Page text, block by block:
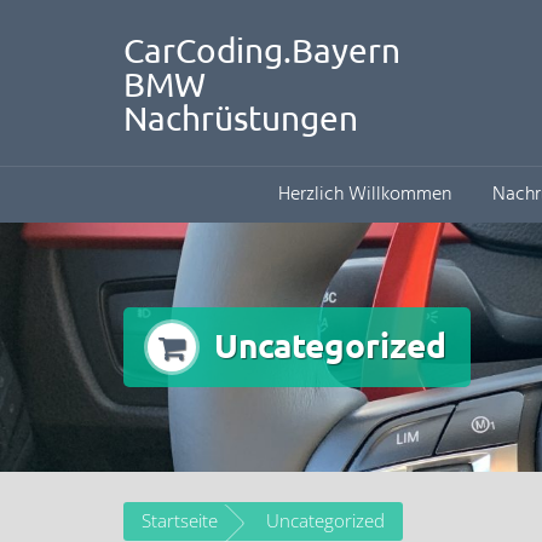
CarCoding.Bayern
BMW
Nachrüstungen
Herzlich Willkommen
Uncategorized
Startseite Uncategorized